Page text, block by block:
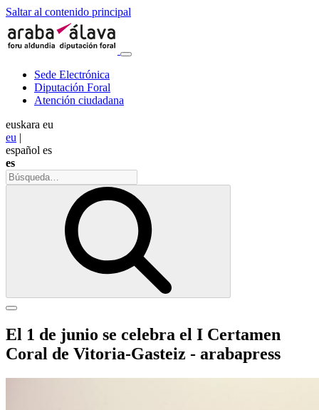
Saltar al contenido principal
Sede Electrónica
Diputación Foral
Atención ciudadana
euskara eu
eu |
español es
es
El 1 de junio se celebra el I Certamen
Coral de Vitoria-Gasteiz - arabapress